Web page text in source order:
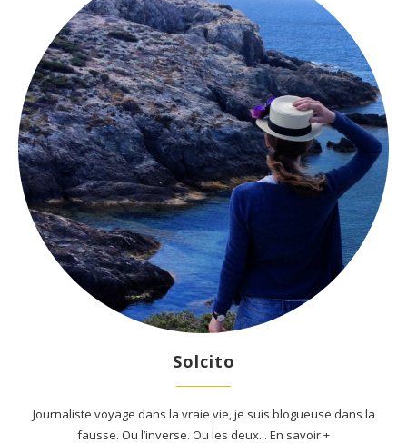
Solcito
Journaliste voyage dans la vraie vie, je suis blogueuse dans la
fausse. Ou l’inverse. Ou les deux... En savoir +